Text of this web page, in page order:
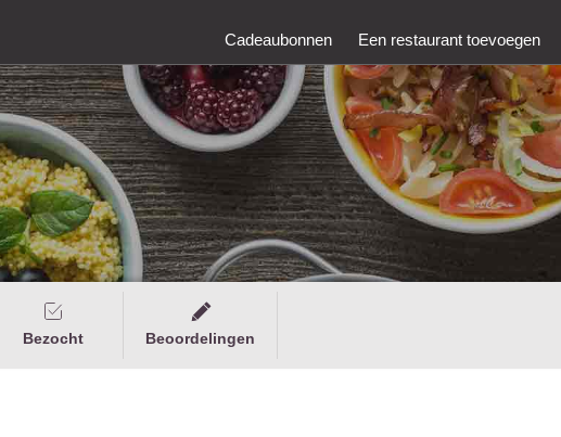
Cadeaubonnen Een restaurant toevoegen
Bezocht Beoordelingen